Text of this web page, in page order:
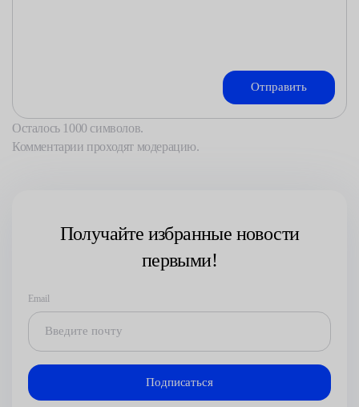
Осталось 1000 символов.
Комментарии проходят модерацию.
Получайте избранные новости
первыми!
Email